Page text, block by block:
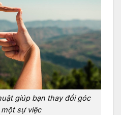
giúp bạn thay đổi góc
sự việc